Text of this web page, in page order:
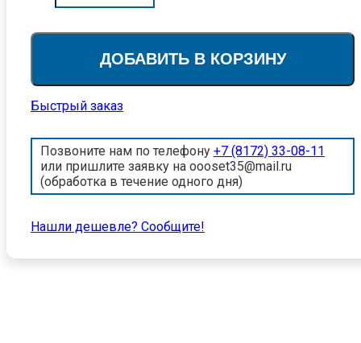
ДОБАВИТЬ В КОРЗИНУ
Быстрый заказ
Позвоните нам по телефону +7 (8172) 33-08-11
или пришлите заявку на oooset35@mail.ru
(обработка в течение одного дня)
Нашли дешевле? Cообщите!